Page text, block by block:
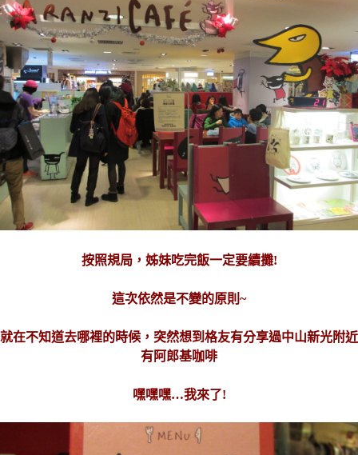
按照規局，姊妹吃完飯一定要續攤!
這次依然是不變的原則~
就在不知道去哪裡的時候，突然想到格友有分享過中山新光附近
有阿郎基咖啡
嘿嘿嘿…我來了!